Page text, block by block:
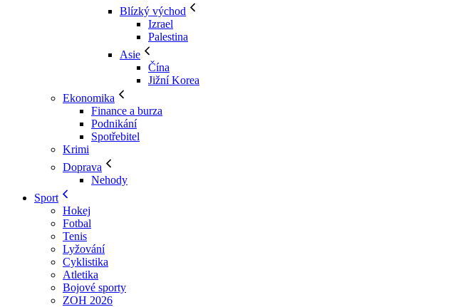
Blízký východ
Izrael
Palestina
Asie
Čína
Jižní Korea
Ekonomika
Finance a burza
Podnikání
Spotřebitel
Krimi
Doprava
Nehody
Sport
Hokej
Fotbal
Tenis
Lyžování
Cyklistika
Atletika
Bojové sporty
ZOH 2026